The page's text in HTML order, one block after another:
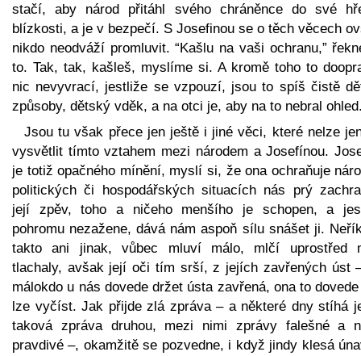
stačí, aby národ přitáhl svého chráněnce do své
blízkosti, a je v bezpečí. S Josefinou se o těch věcech
nikdo neodváží promluvit. “Kašlu na vaši ochranu,”
to. Tak, tak, kašleš, myslíme si. A kromě toho to
nic nevyvrací, jestliže se vzpouzí, jsou to spíš čistě
způsoby, dětský vděk, a na otci je, aby na to nebral
Jsou tu však přece jen ještě i jiné věci, které nelze
vysvětlit tímto vztahem mezi národem a Josefínou.
je totiž opačného mínění, myslí si, že ona ochraňuje
politických či hospodářských situacích nás prý
její zpěv, toho a ničeho menšího je schopen, a
pohromu nezažene, dává nám aspoň sílu snášet ji.
takto ani jinak, vůbec mluví málo, mlčí uprostřed
tlachaly, avšak její oči tím srší, z jejích zavřených úst
málokdo u nás dovede držet ústa zavřená, ona to
lze vyčíst. Jak přijde zlá zpráva – a některé dny stíhá
taková zpráva druhou, mezi nimi zprávy falešné a
pravdivé –, okamžitě se pozvedne, i když jindy klesá